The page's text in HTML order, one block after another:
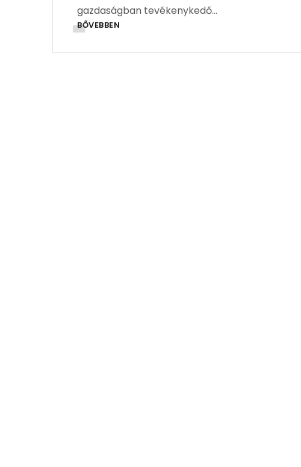
gazdaságban tevékenykedő…
BŐVEBBEN